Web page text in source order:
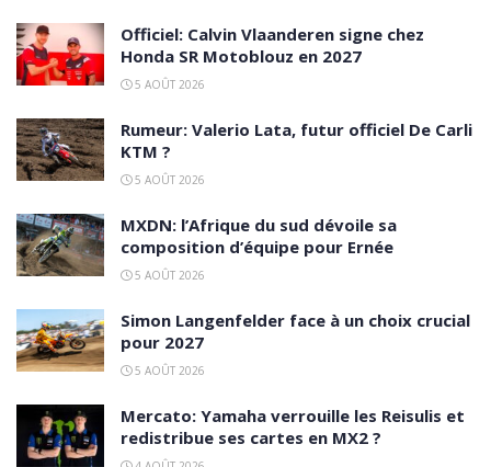
Officiel: Calvin Vlaanderen signe chez
Honda SR Motoblouz en 2027
5 AOÛT 2026
Rumeur: Valerio Lata, futur officiel De Carli
KTM ?
5 AOÛT 2026
MXDN: l’Afrique du sud dévoile sa
composition d’équipe pour Ernée
5 AOÛT 2026
Simon Langenfelder face à un choix crucial
pour 2027
5 AOÛT 2026
Mercato: Yamaha verrouille les Reisulis et
redistribue ses cartes en MX2 ?